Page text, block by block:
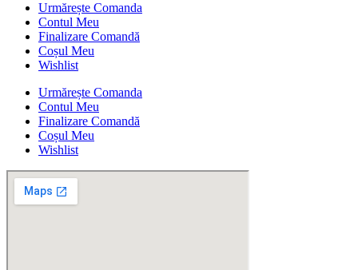
Urmărește Comanda
Contul Meu
Finalizare Comandă
Coșul Meu
Wishlist
Urmărește Comanda
Contul Meu
Finalizare Comandă
Coșul Meu
Wishlist